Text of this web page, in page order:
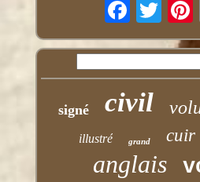
signé civil
illustré grand cuir
anglais